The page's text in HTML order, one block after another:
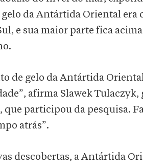
da Antártida Oriental era
e sua maior parte fica
de gelo da Antártida
afirma Slawek Tulaczyk,
que participou da pesquisa.
atrás”.
descobertas, a Antártida